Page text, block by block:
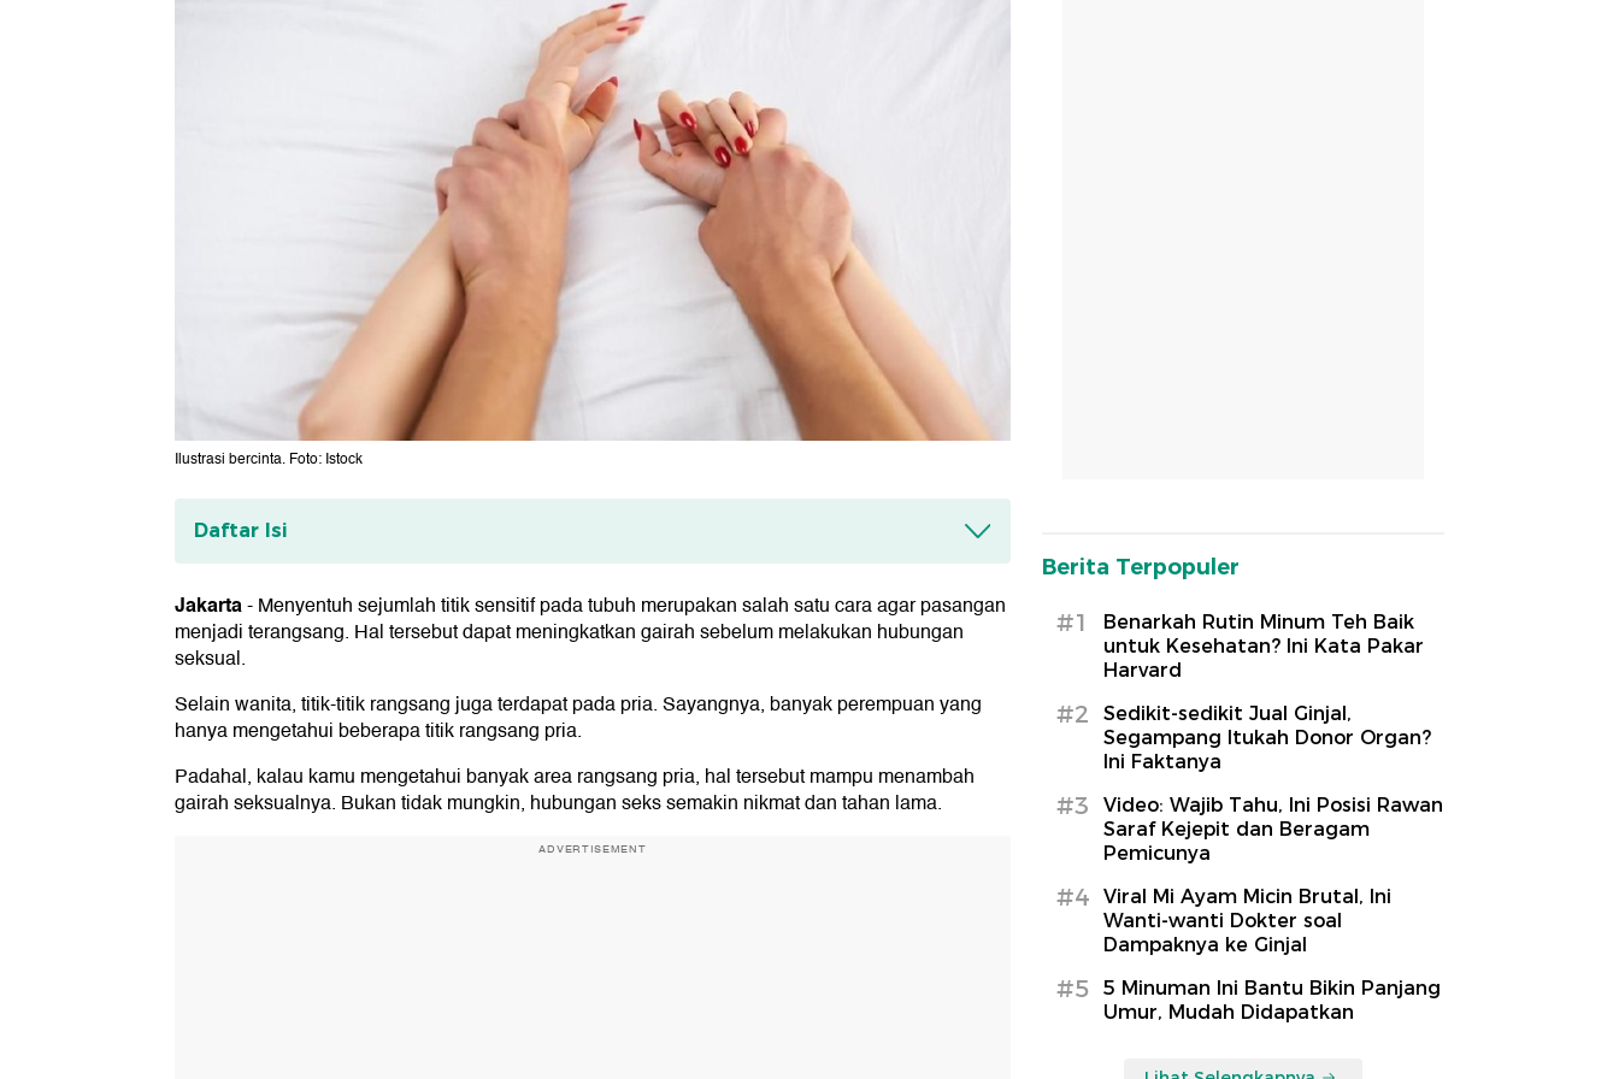
Ilustrasi bercinta. Foto: Istock
Daftar Isi
Titik-titik Rangsang pada Pria
1. Telinga
2. Leher
3. Kulit Kepala
4. Bibir
5. Paha Bagian Dalam
6. Kepala Penis
7. Bokong
8. Puting
9. Skrotum dan Testis
10. Perineum
Jakarta-Menyentuh sejumlah titik sensitif pada tubuh merupakan salah satu cara agar pasangan
menjadi terangsang. Hal tersebut dapat meningkatkan gairah sebelum melakukan hubungan
seksual.
Selain wanita, titik-titik rangsang juga terdapat pada pria. Sayangnya, banyak perempuan yang
hanya mengetahui beberapa titik rangsang pria.
Padahal, kalau kamu mengetahui banyak area rangsang pria, hal tersebut mampu menambah
gairah seksualnya. Bukan tidak mungkin, hubungan seks semakin nikmat dan tahan lama.
ADVERTISEMENT
Berita Terpopuler
#1
Benarkah Rutin Minum Teh Baik
untuk Kesehatan? Ini Kata Pakar
Harvard
#2
Sedikit-sedikit Jual Ginjal,
Segampang Itukah Donor Organ?
Ini Faktanya
#3
Video: Wajib Tahu, Ini Posisi Rawan
Saraf Kejepit dan Beragam
Pemicunya
#4
Viral Mi Ayam Micin Brutal, Ini
Wanti-wanti Dokter soal
Dampaknya ke Ginjal
#5
5 Minuman Ini Bantu Bikin Panjang
Umur, Mudah Didapatkan